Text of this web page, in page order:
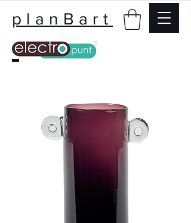
planBart